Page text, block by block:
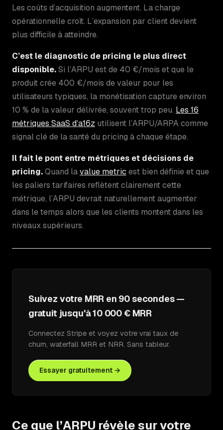
Les coûts d’acquisition augmentent. La charge
opérationnelle croît. L’expansion par client devient
plus difficile à atteindre.
C’est le diagnostic de pricing le plus direct
disponible.Si l’ARPU est de 40 €/mois et que le
produit crée 400 €/mois de valeur pour les
utilisateurs typiques, la monétisation capture environ
10 % de la valeur délivrée, souvent trop peu. Les 16
métriques SaaS d’a16z utilisent l’ARPU/ARPA comme
signal clé de la santé du pricing à chaque étape.
Il fait le pont entre métriques et décisions de
pricing.Quand lavalue metric est bien définie et que
les paliers tarifaires reflètent clairement cette
métrique, l’ARPU devrait naturellement augmenter
dans le temps alors que les clients montent dans les
niveaux supérieurs.
Suivez votre MRR en 90 secondes —
gratuit jusqu'à 10 000 € MRR
Connectez Stripe et voyez votre vrai taux de
churn, waterfall MRR et NRR. Sans tableur.
Essayer gratuitement →
Ce que l’ARPU révèle sur votre